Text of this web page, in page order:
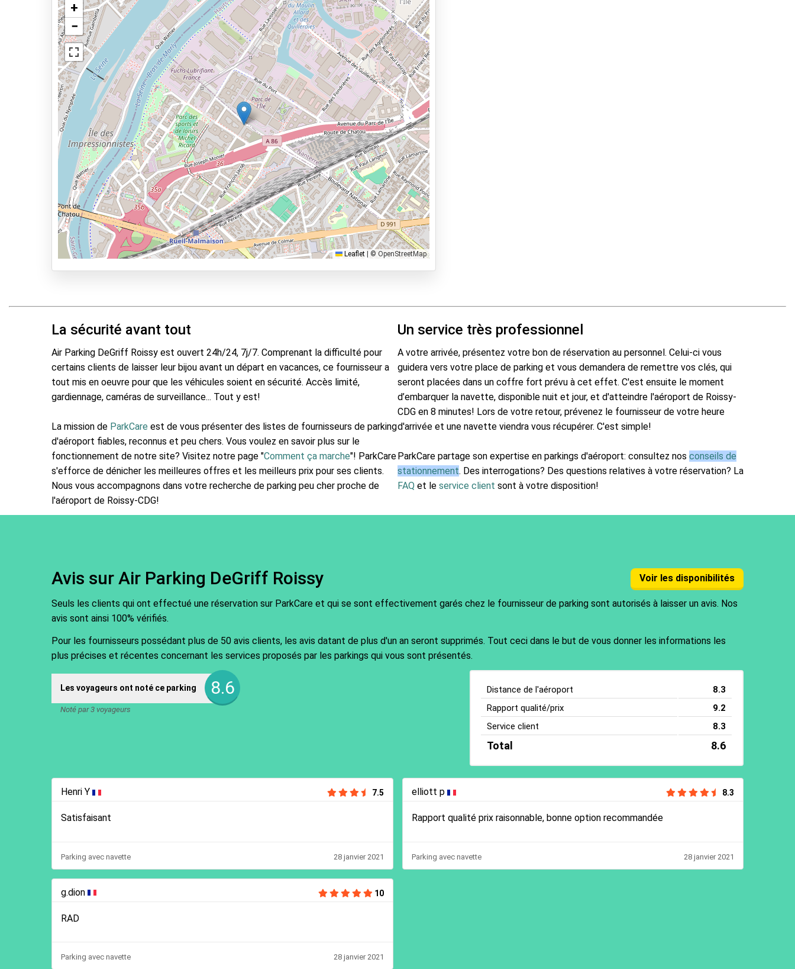
Ouvert 24h/24
Réservation et paiement en ligne
10km du hall de départ
Types de parkings
Parking avec navette
Parking avec voiturier
Park & Walk
Park, Sleep & Fly
Voir sur la carte
+
−
Leaflet © OpenStreetMap
La sécurité avant tout
Air Parking DeGriff Roissy est ouvert 24h/24, 7j/7. Comprenant la difficulté pour
certains clients de laisser leur bijou avant un départ en vacances, ce fournisseur a
tout mis en oeuvre pour que les véhicules soient en sécurité. Accès limité,
gardiennage, caméras de surveillance... Tout y est!
La mission de ParkCare est de vous présenter des listes de fournisseurs de parking
d'aéroport fiables, reconnus et peu chers. Vous voulez en savoir plus sur le
fonctionnement de notre site? Visitez notre page "Comment ça marche"! ParkCare
s'efforce de dénicher les meilleures offres et les meilleurs prix pour ses clients.
Nous vous accompagnons dans votre recherche de parking peu cher proche de
l'aéroport de Roissy-CDG!
Un service très professionnel
A votre arrivée, présentez votre bon de réservation au personnel. Celui-ci vous
guidera vers votre place de parking et vous demandera de remettre vos clés, qui
seront placées dans un coffre fort prévu à cet effet. C'est ensuite le moment
d’embarquer la navette, disponible nuit et jour, et d'atteindre l'aéroport de Roissy-
CDG en 8 minutes! Lors de votre retour, prévenez le fournisseur de votre heure
d'arrivée et une navette viendra vous récupérer. C'est simple!
ParkCare partage son expertise en parkings d'aéroport: consultez nos conseils de
stationnement. Des interrogations? Des questions relatives à votre réservation? La
FAQ et le service client sont à votre disposition!
Avis sur Air Parking DeGriff Roissy Voir les disponibilités
Seuls les clients qui ont effectué une réservation sur ParkCare et qui se sont effectivement garés chez le fournisseur de parking sont autorisés à laisser un avis. Nos
avis sont ainsi 100% vérifiés.
Pour les fournisseurs possédant plus de 50 avis clients, les avis datant de plus d'un an seront supprimés. Tout ceci dans le but de vous donner les informations les
plus précises et récentes concernant les services proposés par les parkings qui vous sont présentés.
Les voyageurs ont noté ce parking 8.6
Noté par 3 voyageurs
Distance de l'aéroport
8.3
Rapport qualité/prix
9.2
Service client
8.3
Total 8.6
Henri Y 7.5
Satisfaisant
Parking avec navette 28 janvier 2021
elliott p 8.3
Rapport qualité prix raisonnable, bonne option recommandée
Parking avec navette 28 janvier 2021
g.dion 10
RAD
Parking avec navette 28 janvier 2021